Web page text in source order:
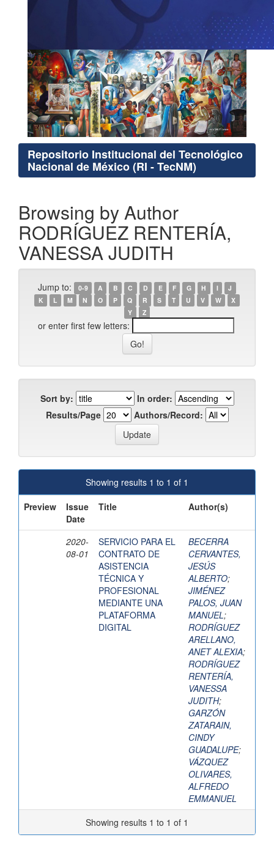
Repositorio Institucional del Tecnológico
Nacional de México (RI - TecNM)
Browsing by Author
RODRÍGUEZ RENTERÍA,
VANESSA JUDITH
Jump to: 0-9 A B C D E F G H I
J
K
L M N O P Q R S T U V W
X
Y
Z
or enter first few letters:
Sort by:
In order:
Results/Page
Authors/Record:
Showing results 1 to 1 of 1
Preview
Issue
Date
Title Author(s)
2020-
08-01
SERVICIO PARA EL
CONTRATO DE
ASISTENCIA
TÉCNICA Y
PROFESIONAL
MEDIANTE UNA
PLATAFORMA
DIGITAL
BECERRA
CERVANTES,
JESÚS
ALBERTO;
JIMÉNEZ
PALOS, JUAN
MANUEL;
RODRÍGUEZ
ARELLANO,
ANET ALEXIA;
RODRÍGUEZ
RENTERÍA,
VANESSA
JUDITH;
GARZÓN
ZATARAIN,
CINDY
GUADALUPE;
VÁZQUEZ
OLIVARES,
ALFREDO
EMMANUEL
Showing results 1 to 1 of 1